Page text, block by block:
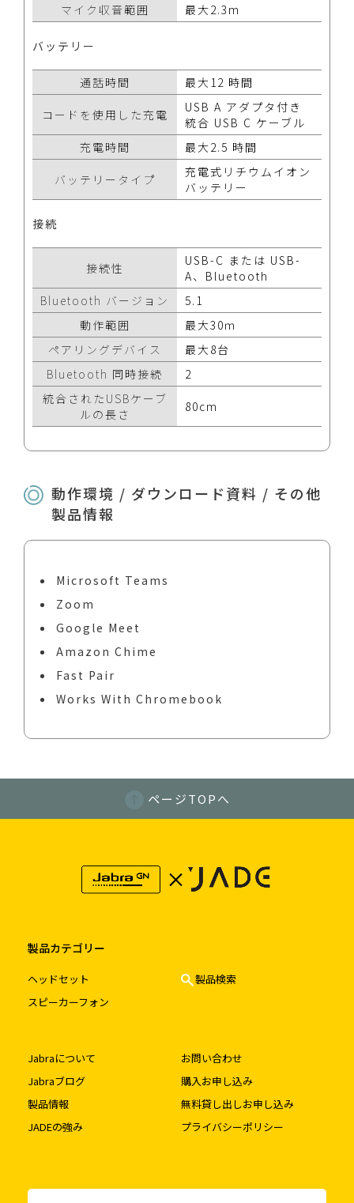
マイク収音範囲
最大2.3m
バッテリー
通話時間 最大12 時間
コードを使用した充電
USB A アダプタ付き
統合 USB C ケーブル
充電時間
最大2.5 時間
バッテリータイプ
充電式リチウムイオン
バッテリー
接続
接続性
USB-C または USB-
A、Bluetooth
Bluetooth バージョン
5.1
動作範囲
最大30ｍ
ペアリングデバイス
最大8台
Bluetooth 同時接続
2
統合されたUSBケーブ
ルの長さ
80cm
動作環境 / ダウンロード資料 / その他
製品情報
Microsoft Teams
Zoom
Google Meet
Amazon Chime
Fast Pair
Works With Chromebook
ページTOPへ
製品カテゴリー
ヘッドセット
スピーカーフォン
製品検索
Jabraについて
Jabraブログ
製品情報
JADEの強み
お問い合わせ
購入お申し込み
無料貸し出しお申し込み
プライバシーポリシー